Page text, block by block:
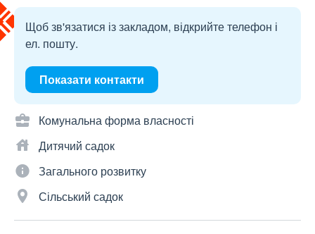
Щоб зв'язатися із закладом, відкрийте телефон і
ел. пошту.
Показати контакти
Комунальна форма власності
Дитячий садок
Загального розвитку
Сільський садок